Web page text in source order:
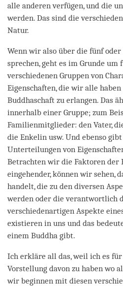
alle anderen verfügen, und die
werden. Das sind die
Natur.
Wenn wir also über die fünf
sprechen, geht es im Grunde um
verschiedenen Gruppen von
Eigenschaften, die wir alle
Buddhaschaft zu erlangen. Das
innerhalb einer Gruppe; zum
Familienmitglieder: den Vater,
die Enkelin usw. Und ebenso
Unterteilungen von
Betrachten wir die Faktoren der
eingehender, können wir sehen,
handelt, die zu den diversen
werden oder die verantwortlich
verschiedenartigen Aspekte
existieren in uns und das
einem Buddha gibt.
Ich erkläre all das, weil ich es
Vorstellung davon zu haben wo
wir beginnen mit diesen